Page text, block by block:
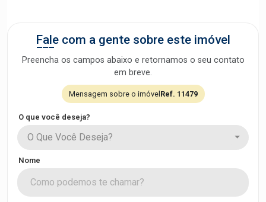
Fale com a gente sobre este imóvel
Preencha os campos abaixo e retornamos o seu contato
em breve.
Mensagem sobre o imóvel Ref. 11479
O que você deseja?
O Que Você Deseja?
Nome